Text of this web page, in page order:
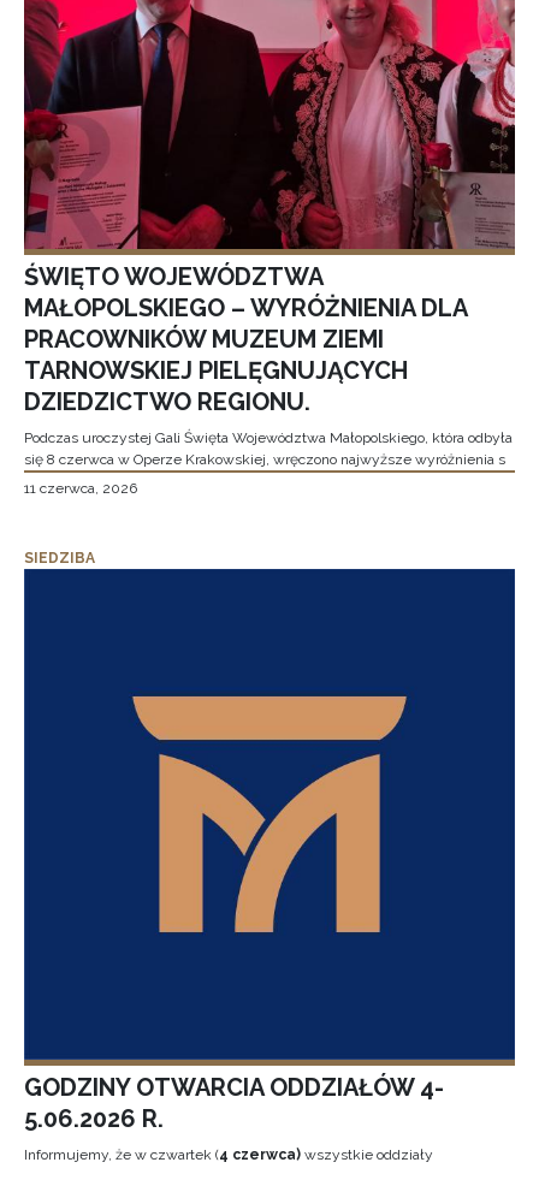
ŚWIĘTO WOJEWÓDZTWA
MAŁOPOLSKIEGO – WYRÓŻNIENIA DLA
PRACOWNIKÓW MUZEUM ZIEMI
TARNOWSKIEJ PIELĘGNUJĄCYCH
DZIEDZICTWO REGIONU.
Podczas uroczystej Gali Święta Województwa Małopolskiego, która odbyła
się 8 czerwca w Operze Krakowskiej, wręczono najwyższe wyróżnienia s
11 czerwca, 2026
SIEDZIBA
GODZINY OTWARCIA ODDZIAŁÓW 4-
5.06.2026 R.
Informujemy, że w czwartek (4 czerwca) wszystkie oddziały